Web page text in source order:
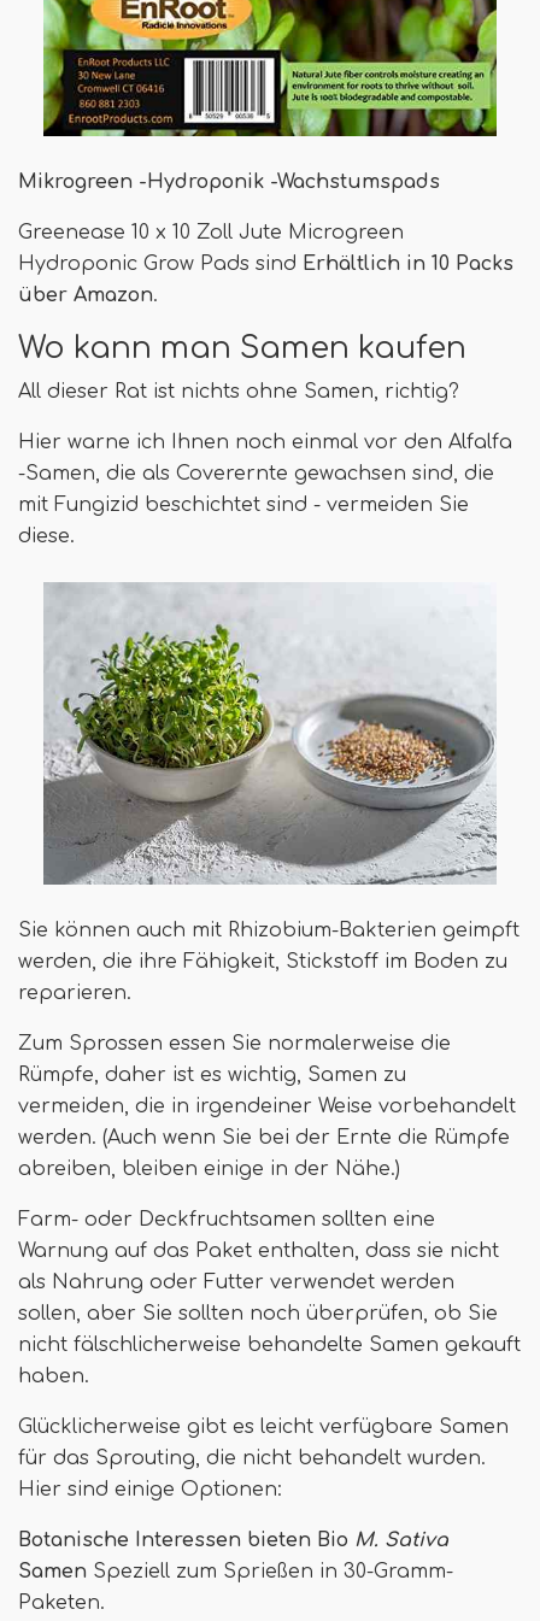
Mikrogreen -Hydroponik -Wachstumspads
Greenease 10 x 10 Zoll Jute Microgreen
Hydroponic Grow Pads sind Erhältlich in 10 Packs
über Amazon.
Wo kann man Samen kaufen
All dieser Rat ist nichts ohne Samen, richtig?
Hier warne ich Ihnen noch einmal vor den Alfalfa
-Samen, die als Coverernte gewachsen sind, die
mit Fungizid beschichtet sind - vermeiden Sie
diese.
Sie können auch mit Rhizobium-Bakterien geimpft
werden, die ihre Fähigkeit, Stickstoff im Boden zu
reparieren.
Zum Sprossen essen Sie normalerweise die
Rümpfe, daher ist es wichtig, Samen zu
vermeiden, die in irgendeiner Weise vorbehandelt
werden. (Auch wenn Sie bei der Ernte die Rümpfe
abreiben, bleiben einige in der Nähe.)
Farm- oder Deckfruchtsamen sollten eine
Warnung auf das Paket enthalten, dass sie nicht
als Nahrung oder Futter verwendet werden
sollen, aber Sie sollten noch überprüfen, ob Sie
nicht fälschlicherweise behandelte Samen gekauft
haben.
Glücklicherweise gibt es leicht verfügbare Samen
für das Sprouting, die nicht behandelt wurden.
Hier sind einige Optionen:
Botanische Interessen bieten Bio M. Sativa
Samen Speziell zum Sprießen in 30-Gramm-
Paketen.